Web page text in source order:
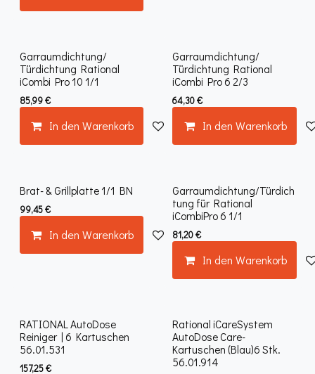
Garraumdichtung/
Türdichtung Rational
iCombi Pro 10 1/1
85,99€
In den Warenkorb Auf die Wunschliste
Garraumdichtung/
Türdichtung Rational
iCombi Pro 6 2/3
64,30€
In den Warenkorb
Brat- & Grillplatte 1/1 BN
99,45€
In den Warenkorb Auf die Wunschliste
Garraumdichtung/Türdich
tung für Rational
iCombiPro 6 1/1
81,20€
In den Warenkorb
RATIONAL AutoDose
Reiniger | 6 Kartuschen
56.01.531
157,25€
Rational iCareSystem
AutoDose Care-
Kartuschen (Blau)6 Stk.
56.01.914